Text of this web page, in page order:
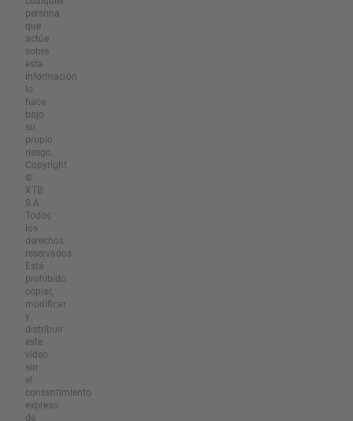
persona
que
actúe
sobre
esta
información
lo
hace
bajo
su
propio
riesgo.
Copyright
©
XTB
S.A.
Todos
los
derechos
reservados.
Está
prohibido
copiar,
modificar
y
distribuir
este
vídeo
sin
el
consentimiento
expreso
de